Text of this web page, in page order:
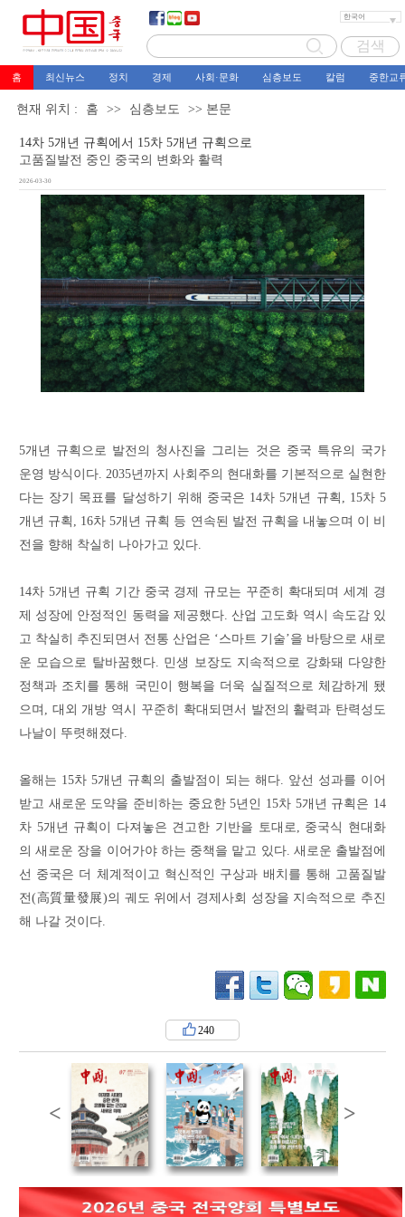
홈 최신뉴스 정치 경제 사회·문화 심층보도 칼럼 중한교
현재 위치 : 홈 >> 심층보도 >> 본문
14차 5개년 규획에서 15차 5개년 규획으로
고품질발전 중인 중국의 변화와 활력
2026-03-30
5개년 규획으로 발전의 청사진을 그리는 것은 중국 특유의 국가
운영 방식이다. 2035년까지 사회주의 현대화를 기본적으로 실현한
다는 장기 목표를 달성하기 위해 중국은 14차 5개년 규획, 15차 5
개년 규획, 16차 5개년 규획 등 연속된 발전 규획을 내놓으며 이 비
전을 향해 착실히 나아가고 있다.
14차 5개년 규획 기간 중국 경제 규모는 꾸준히 확대되며 세계 경
제 성장에 안정적인 동력을 제공했다. 산업 고도화 역시 속도감 있
고 착실히 추진되면서 전통 산업은 ‘스마트 기술’을 바탕으로 새로
운 모습으로 탈바꿈했다. 민생 보장도 지속적으로 강화돼 다양한
정책과 조치를 통해 국민이 행복을 더욱 실질적으로 체감하게 됐
으며, 대외 개방 역시 꾸준히 확대되면서 발전의 활력과 탄력성도
나날이 뚜렷해졌다.
올해는 15차 5개년 규획의 출발점이 되는 해다. 앞선 성과를 이어
받고 새로운 도약을 준비하는 중요한 5년인 15차 5개년 규획은 14
차 5개년 규획이 다져놓은 견고한 기반을 토대로, 중국식 현대화
의 새로운 장을 이어가야 하는 중책을 맡고 있다. 새로운 출발점에
선 중국은 더 체계적이고 혁신적인 구상과 배치를 통해 고품질발
전(高質量發展)의 궤도 위에서 경제사회 성장을 지속적으로 추진
해 나갈 것이다.
240
< >